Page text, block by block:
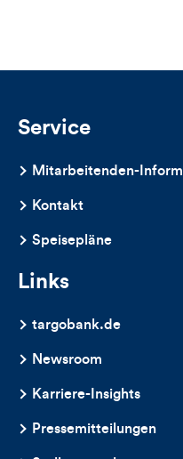
dieses
Artikels
Service
Mitarbeitenden-
Kontakt
Speisepläne
Links
targobank.de
Newsroom
Karriere-Insights
Pressemitteilungen